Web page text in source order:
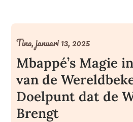
Mbappé’s Magie
van de
Doelpunt dat de
Brengt
Tina,januari 13, 2025